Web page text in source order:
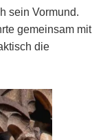
sein Vormund.
gemeinsam mit
die